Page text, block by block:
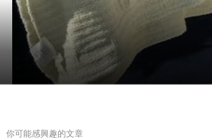
你可能感興趣的文章